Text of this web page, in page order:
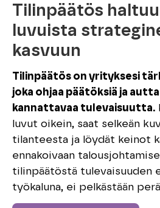
Tilinpäätös
luvuista
kasvuun
Tilinpäätös on yrityksesi
joka ohjaa päätöksiä ja
kannattavaa tulevaisuutta.
luvut oikein, saat selkeän
tilanteesta ja löydät keinot
ennakoivaan
tilinpäätöstä tulevaisuuden
työkaluna, ei pelkästään